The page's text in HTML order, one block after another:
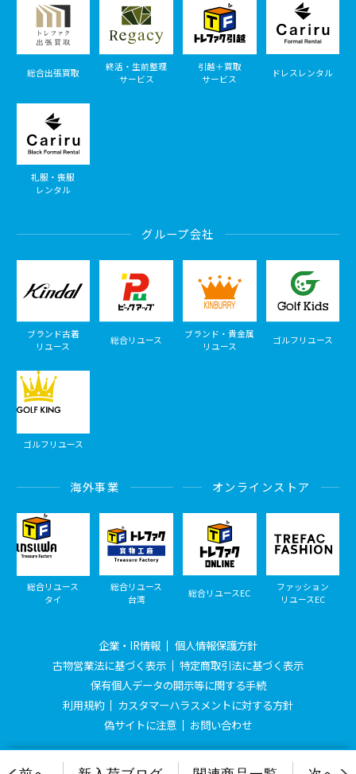
総合出張買取
終活・生前整理
サービス
引越＋買取
サービス
ドレスレンタル
礼服・喪服
レンタル
グループ会社
ブランド古着
リユース
総合リユース
ブランド・貴金属
リユース
ゴルフリユース
ゴルフリユース
海外事業
総合リユース
タイ
総合リユース
台湾
オンラインストア
総合リユースEC
ファッション
リユースEC
企業・IR情報
個人情報保護方針
古物営業法に基づく表示
特定商取引法に基づく表示
保有個人データの開示等に関する手続
利用規約
カスタマーハラスメントに対する方針
偽サイトに注意
お問い合わせ
© Treasure Factory, All Rights Reserved.